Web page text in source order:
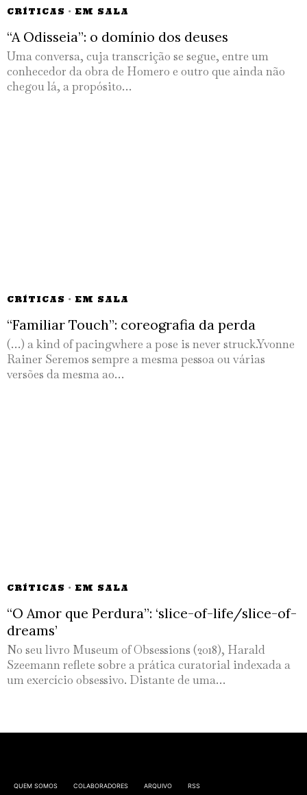
CRÍTICAS · EM SALA
“A Odisseia”: o domínio dos deuses
Uma conversa, cuja transcrição se segue, entre um
conhecedor da obra de Homero e outro que ainda não
chegou lá, a propósito…
CRÍTICAS · EM SALA
“Familiar Touch”: coreografia da perda
(…) a kind of pacingwhere a pose is never struck.Yvonne
Rainer Seremos sempre a mesma pessoa ou várias
versões da mesma ao…
CRÍTICAS · EM SALA
“O Amor que Perdura”: ‘slice-of-life/slice-of-
dreams’
No seu livro Museum of Obsessions (2018), Harald
Szeemann reflete sobre a prática curatorial indexada a
um exercício obsessivo. Distante de uma…
QUEM SOMOS COLABORADORES ARQUIVO RSS